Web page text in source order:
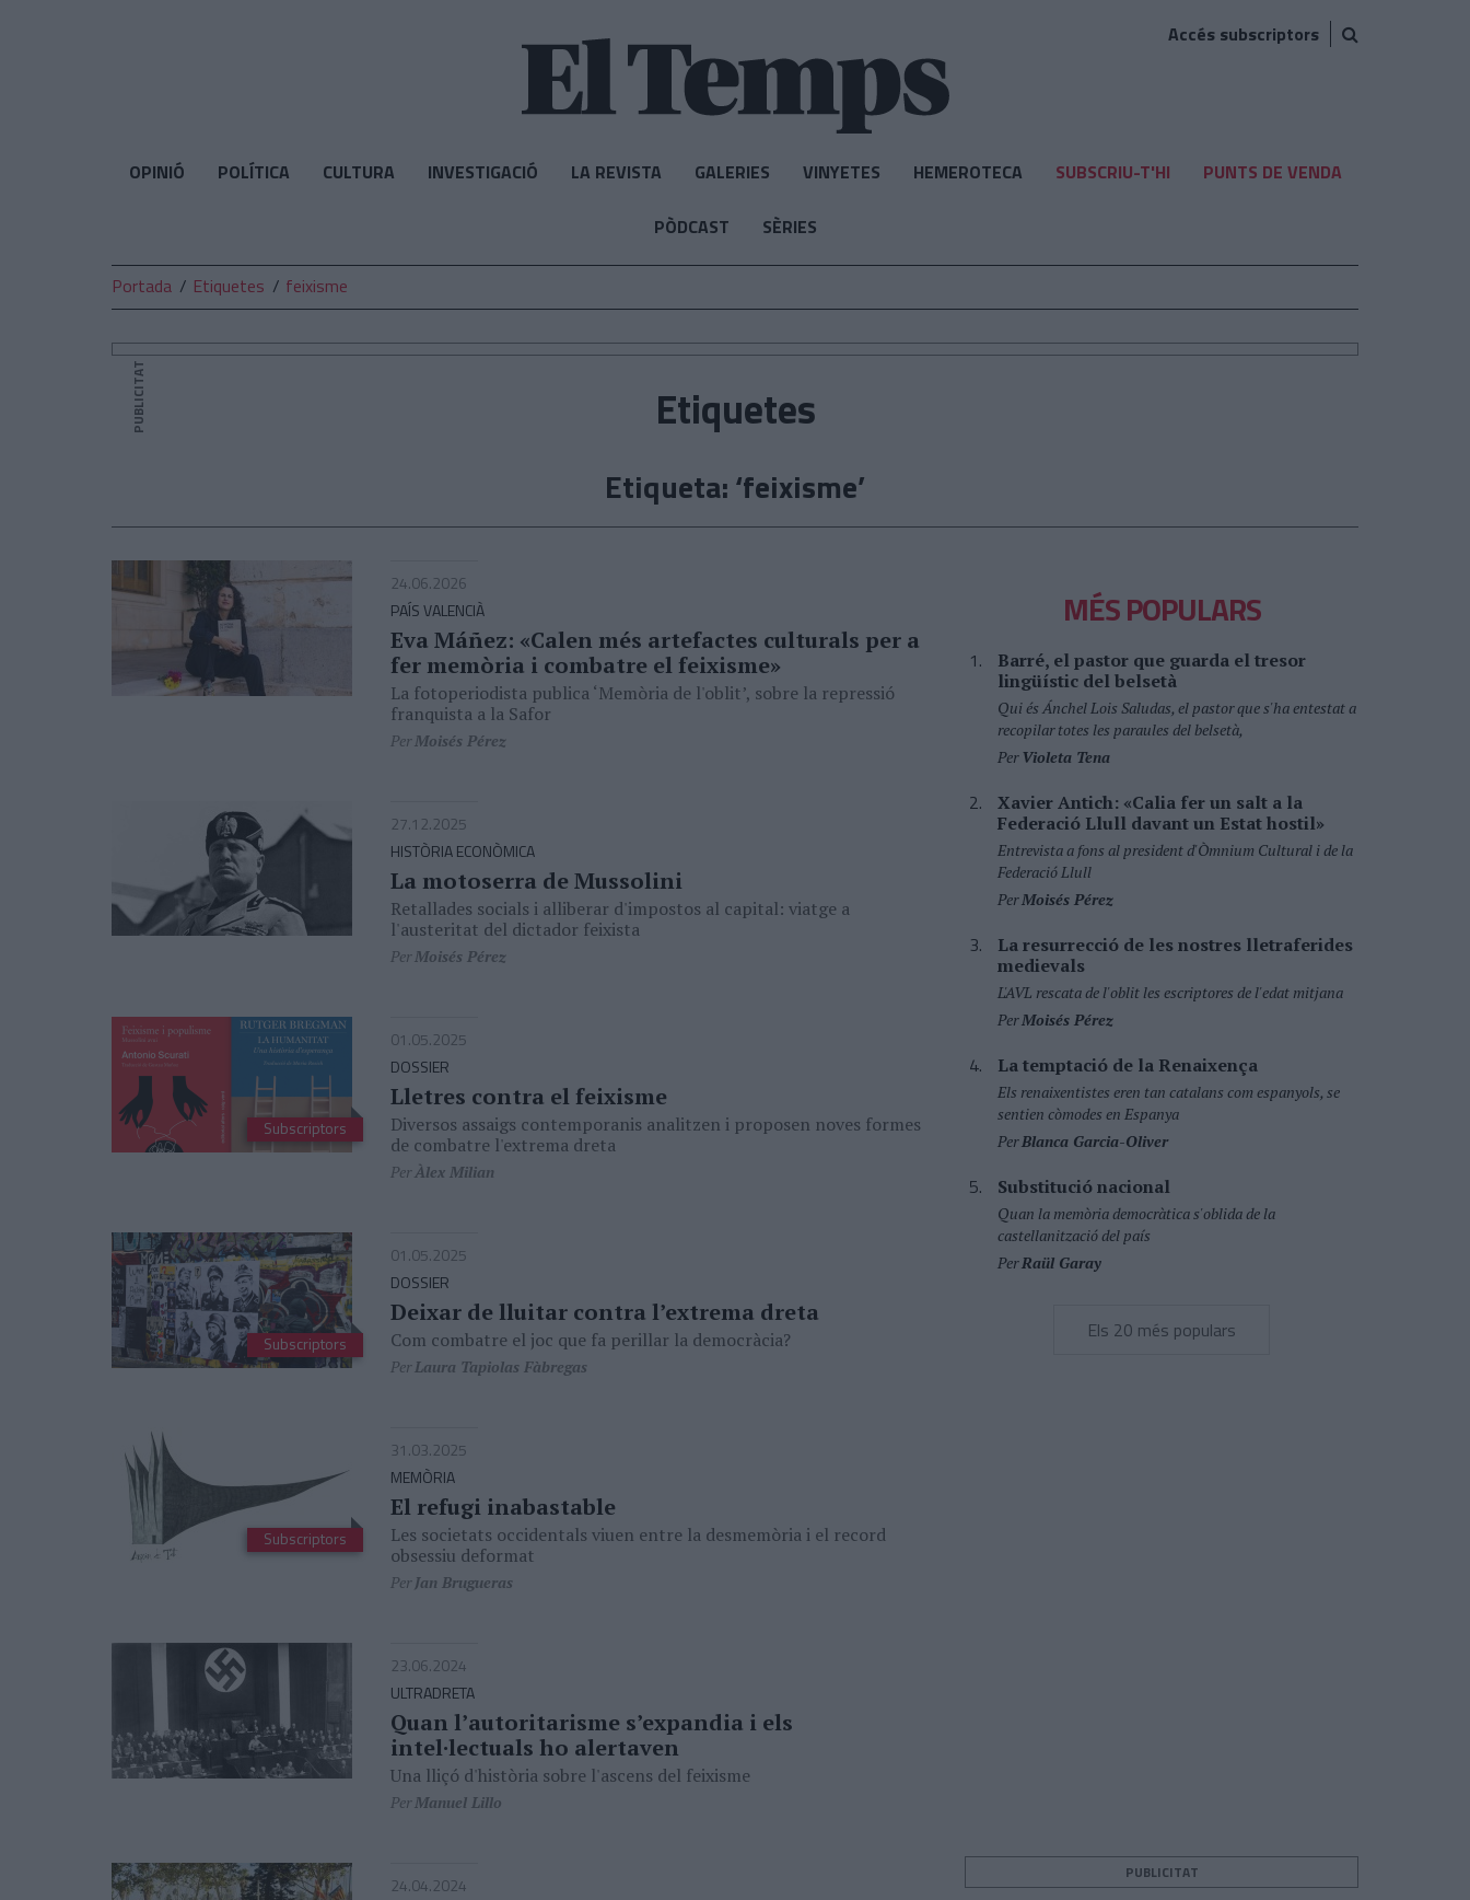
Accés subscriptors
OPINIÓ POLÍTICA CULTURA INVESTIGACIÓ LA REVISTA GALERIES VINYETES HEMEROTECA SUBSCRIU-T'HI PUNTS DE VENDA
PÒDCAST SÈRIES
Portada Etiquetes feixisme
PUBLICITAT Etiquetes
Etiqueta: ‘feixisme’
24.06.2026
PAÍS VALENCIÀ
Eva Máñez: «Calen més artefactes culturals per a
fer memòria i combatre el feixisme»
La fotoperiodista publica ‘Memòria de l'oblit’, sobre la repressió
franquista a la Safor
PerMoisés Pérez
27.12.2025
HISTÒRIA ECONÒMICA
La motoserra de Mussolini
Retallades socials i alliberar d'impostos al capital: viatge a
l'austeritat del dictador feixista
PerMoisés Pérez
Subscriptors
01.05.2025
DOSSIER
Lletres contra el feixisme
Diversos assaigs contemporanis analitzen i proposen noves formes
de combatre l'extrema dreta
PerÀlex Milian
Subscriptors
01.05.2025
DOSSIER
Deixar de lluitar contra l’extrema dreta
Com combatre el joc que fa perillar la democràcia?
PerLaura Tapiolas Fàbregas
Subscriptors
31.03.2025
MEMÒRIA
El refugi inabastable
Les societats occidentals viuen entre la desmemòria i el record
obsessiu deformat
PerJan Brugueras
23.06.2024
ULTRADRETA
Quan l’autoritarisme s’expandia i els
intel·lectuals ho alertaven
Una lliçó d'història sobre l'ascens del feixisme
PerManuel Lillo
24.04.2024
MÉS POPULARS
Barré, el pastor que guarda el tresor
lingüístic del belsetà
Qui és Ánchel Lois Saludas, el pastor que s'ha entestat a
recopilar totes les paraules del belsetà,
PerVioleta Tena
Xavier Antich: «Calia fer un salt a la
Federació Llull davant un Estat hostil»
Entrevista a fons al president d'Òmnium Cultural i de la
Federació Llull
PerMoisés Pérez
La resurrecció de les nostres lletraferides
medievals
L'AVL rescata de l'oblit les escriptores de l'edat mitjana
PerMoisés Pérez
La temptació de la Renaixença
Els renaixentistes eren tan catalans com espanyols, se
sentien còmodes en Espanya
PerBlanca Garcia-Oliver
Substitució nacional
Quan la memòria democràtica s'oblida de la
castellanització del país
PerRaül Garay
Els 20 més populars
PUBLICITAT